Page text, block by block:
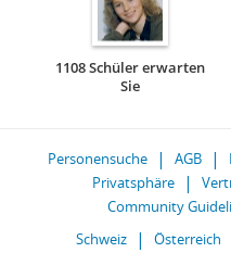
1108 Schüler erwarten
Sie
Personensuche AGB
Privatsphäre
Community
Schweiz
Österreich